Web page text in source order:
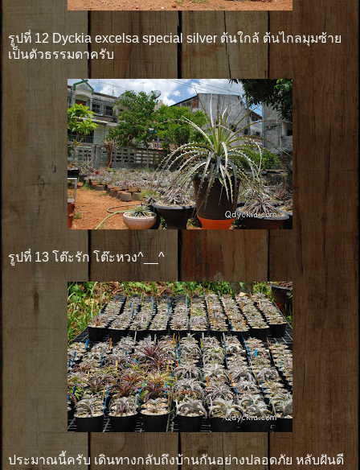
รูปที่ 12 Dyckia excelsa special silver ต้นใกล้ ต้นไกลมุมซ้าย
เป็นตัวธรรมดาครับ
รูปที่ 13 โต๊ะรัก โต๊ะหวง^__^
ประมาณนี้ครับ เดินทางกลับถึงบ้านกันอย่างปลอดภัย หลับฝันดี